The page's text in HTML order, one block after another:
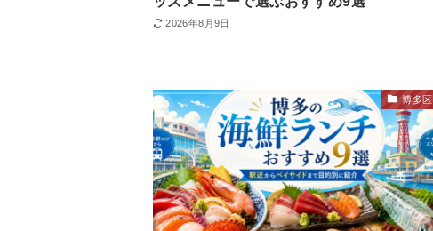
2026年8月9日
博多区